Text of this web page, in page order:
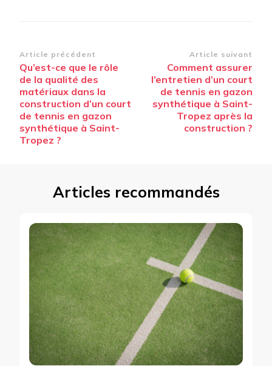
Navigation
d’article
Article précédent
Qu’est-ce que le rôle
de la qualité des
matériaux dans la
construction d’un court
de tennis en gazon
synthétique à Saint-
Tropez ?
Article suivant
Comment assurer
l’entretien d’un court
de tennis en gazon
synthétique à Saint-
Tropez après la
construction ?
Articles recommandés